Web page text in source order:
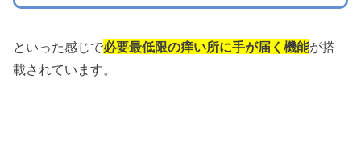
といった感じで必要最低限の痒い所に手が届く機能が搭
載されています。